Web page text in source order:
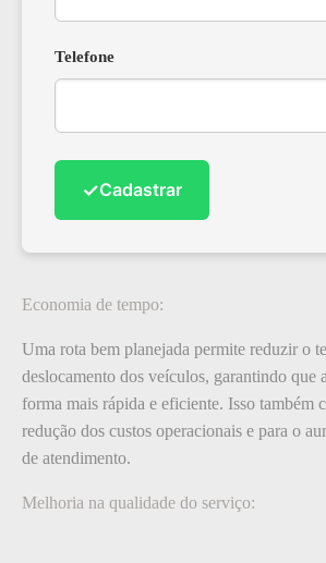
Telefone
✓Cadastrar
Economia de tempo:
Uma rota bem planejada permite reduzir o
deslocamento dos veículos, garantindo que
forma mais rápida e eficiente. Isso também
redução dos custos operacionais e para o
de atendimento.
Melhoria na qualidade do serviço: